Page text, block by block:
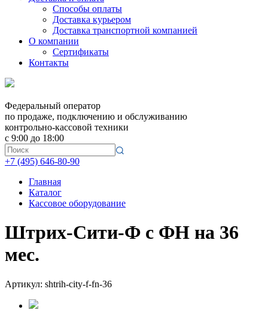
Способы оплаты
Доставка курьером
Доставка транспортной компанией
О компании
Сертификаты
Контакты
Федеральный оператор
по продаже, подключению и обслуживанию
контрольно-кассовой техники
с 9:00 до 18:00
+7 (495) 646-80-90
Главная
Каталог
Кассовое оборудование
Штрих-Сити-Ф с ФН на 36
мес.
Артикул: shtrih-city-f-fn-36